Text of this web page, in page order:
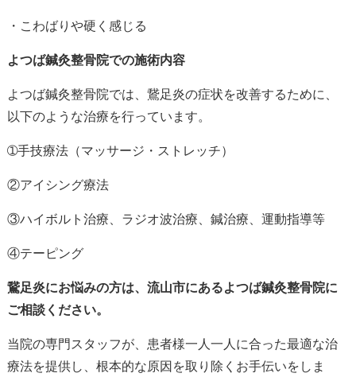
・こわばりや硬く感じる
よつば鍼灸整骨院での施術内容
よつば鍼灸整骨院では、鵞足炎の症状を改善するために、
以下のような治療を行っています。
➀手技療法（マッサージ・ストレッチ）
②アイシング療法
③ハイボルト治療、 ラジオ波治療、鍼治療、運動指導等
④テーピング
鵞足炎にお悩みの方は、流山市にあるよつば鍼灸整骨院に
ご相談ください。
当院の専門スタッフが、患者様一人一人に合った最適な治
療法を提供し、根本的な原因を取り除くお手伝いをしま